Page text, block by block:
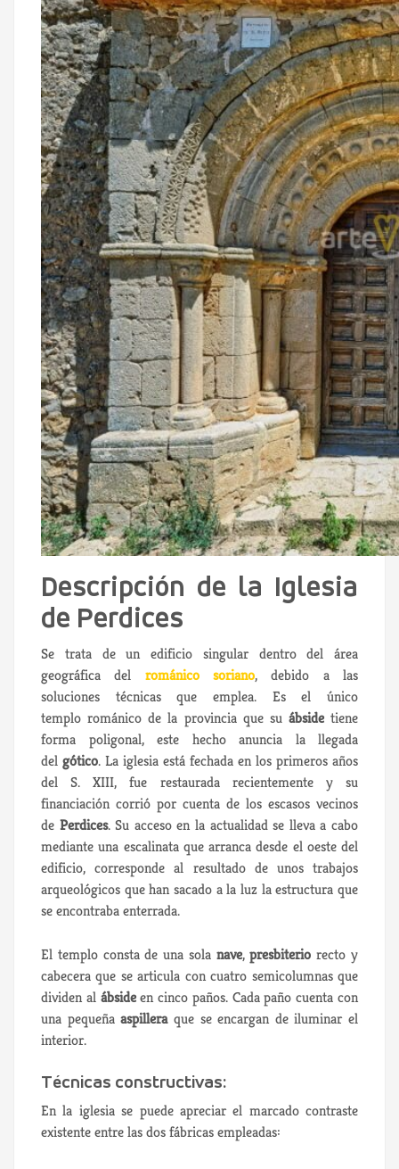
Descripción de la Iglesia
de Perdices
Se trata de un edificio singular dentro del área
geográfica del románico soriano, debido a las
soluciones técnicas que emplea. Es el único
templo románico de la provincia que su ábsidetiene
forma poligonal, este hecho anuncia la llegada
del gótico. La iglesia está fechada en los primeros años
del S. XIII, fue restaurada recientemente y su
financiación corrió por cuenta de los escasos vecinos
de Perdices. Su acceso en la actualidad se lleva a cabo
mediante una escalinata que arranca desde el oeste del
edificio, corresponde al resultado de unos trabajos
arqueológicos que han sacado a la luz la estructura que
se encontraba enterrada.
El templo consta de una sola nave,presbiterio recto y
cabecera que se articula con cuatro semicolumnas que
dividen al ábsideen cinco paños. Cada paño cuenta con
una pequeñaaspilleraque se encargan de iluminar el
interior.
Técnicas constructivas:
En la iglesia se puede apreciar el marcado contraste
existente entre las dos fábricas empleadas: